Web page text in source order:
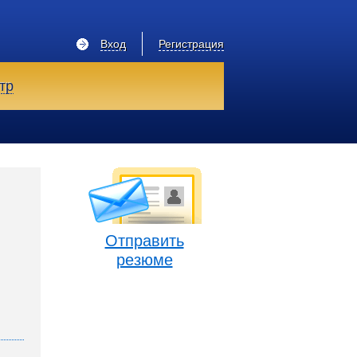
Регистрация
Вход
Отправить
резюме